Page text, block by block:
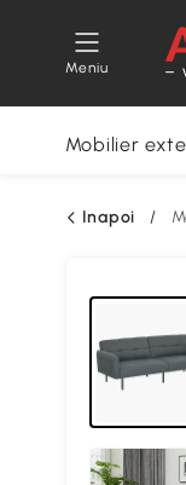
Meniu
Mobilier
Inapoi /